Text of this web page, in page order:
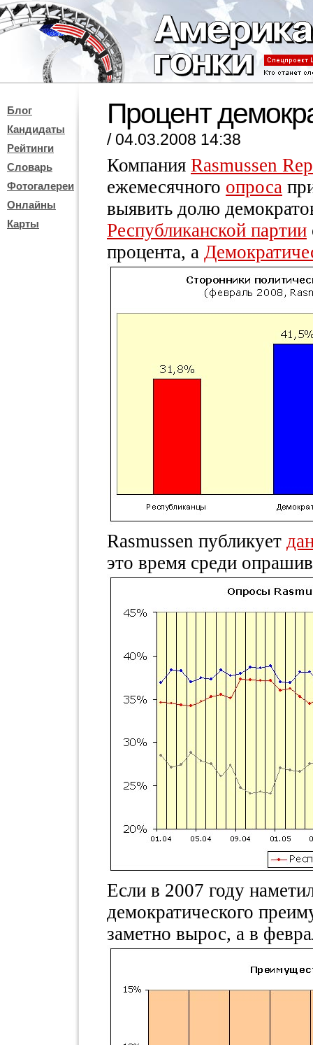
Блог
Кандидаты
Рейтинги
Словарь
Фотогалереи
Онлайны
Карты
Процент
/ 04.03.2008 14:38
Компания Rasmussen
ежемесячного опроса
выявить долю
Республиканской партии
процента, а
Rasmussen публикует
это время среди
Если в 2007 году
демократического
заметно вырос, а в